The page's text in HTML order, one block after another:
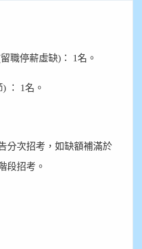
職停薪虛缺)： 1名。
： 1名。
分次招考，如缺額補滿於
段招考。